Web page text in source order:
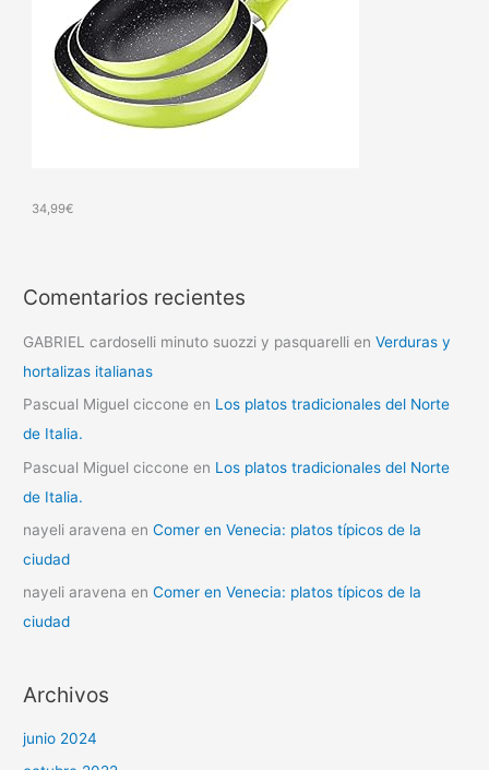
34,99€
Comentarios recientes
GABRIEL cardoselli minuto suozzi y pasquarelli enVerduras y
hortalizas italianas
Pascual Miguel ciccone en Los platos tradicionales del Norte
de Italia.
Pascual Miguel ciccone en Los platos tradicionales del Norte
de Italia.
nayeli aravena enComer en Venecia: platos típicos de la
ciudad
nayeli aravena enComer en Venecia: platos típicos de la
ciudad
Archivos
junio 2024